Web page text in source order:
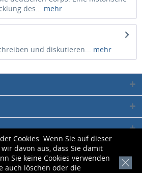
Cookies. Wenn Sie auf dieser
davon aus, dass Sie damit
Sie keine Cookies verwenden
auch löschen oder die
[x]
des... mehr
und diskutieren... mehr
zzgl.Versandkosten, wenn nicht
anders beschrieben